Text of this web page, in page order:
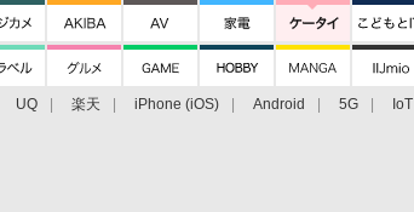
UQ 楽天 iPhone (iOS) Android 5G IoT